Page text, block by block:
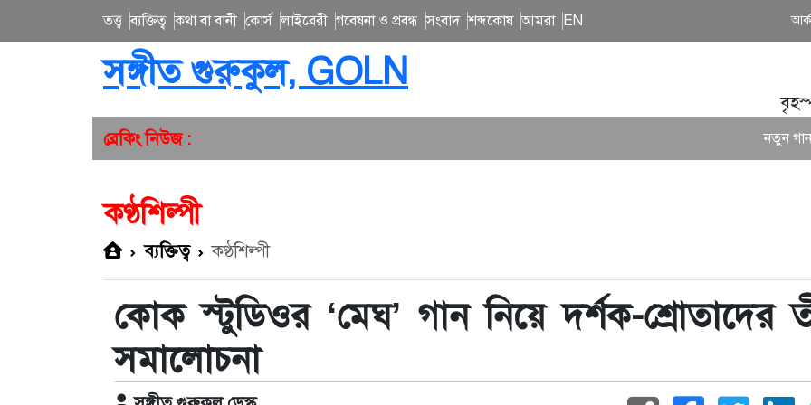
তত্ত্ব ব্যক্তিত্ব কথা বা বানী কোর্স লাইব্রেরী গবেষনা ও প্রবন্ধ সংবাদ শব্দকোষ আমরা EN
সঙ্গীত গুরুকুল, GOLN
ব্রেকিং নিউজ :
নতুন গান ও কনসার্টে
কণ্ঠশিল্পী
ব্যক্তিত্ব কণ্ঠশিল্পী
কোক স্টুডিওর ‘মেঘ’ গান নিয়ে দর্শক-শ্রোতাদের
সমালোচনা